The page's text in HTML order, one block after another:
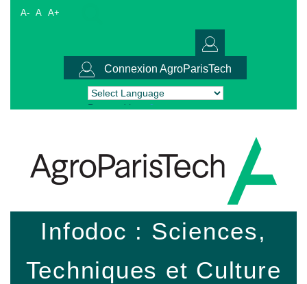
A- A A+
Connexion AgroParisTech
Powered by Translate
Infodoc : Sciences,
Techniques et Culture